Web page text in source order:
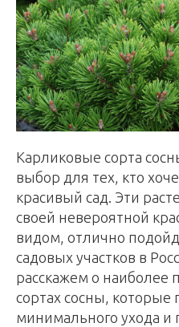
Карликовые сорта
выбор для тех, кто
красивый сад. Эти
своей невероятной
видом, отлично
садовых участков в
расскажем о наиболее
сортах сосны, которые
минимального ухода и